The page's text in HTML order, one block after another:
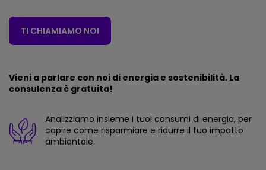
TI CHIAMIAMO NOI
Vieni a parlare con noi di energia e sostenibilità. La
consulenza è gratuita!
Analizziamo insieme i tuoi consumi di energia, per
capire come risparmiare e ridurre il tuo impatto
ambientale.